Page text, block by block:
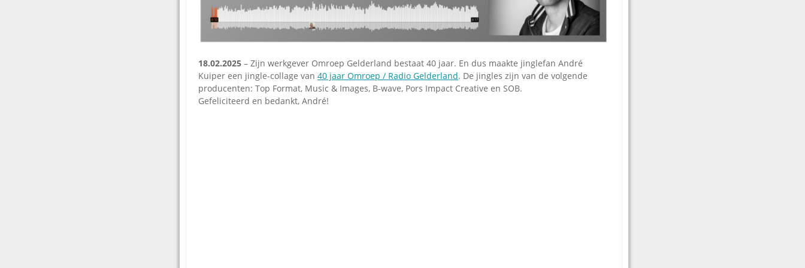
Omroepbanden
Stoomfluit Klaas
jinglecassette
18.02.2025 – Zijn werkgever Omroep Gelderland bestaat 40 jaar. En dus maakte jinglefan André
Kuiper een jingle-collage van 40 jaar Omroep / Radio Gelderland. De jingles zijn van de volgende
producenten: Top Format, Music & Images, B-wave, Pors Impact Creative en SOB.
Gefeliciteerd en bedankt, André!